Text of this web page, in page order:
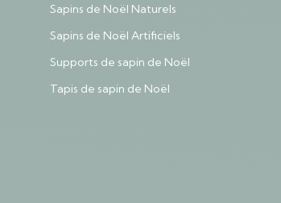
Sapins de Noël Naturels
Sapins de Noël Artificiels
Supports de sapin de Noël
Tapis de sapin de Noël